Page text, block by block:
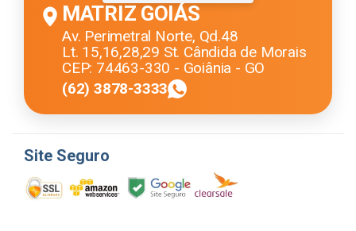
MATRIZ GOIÁS
Av. Perimetral Norte, Qd.48
Lt. 15,16,28,29 St. Cândida de Morais
CEP: 74463-330 - Goiânia - GO
(62) 3878-3333
Site Seguro